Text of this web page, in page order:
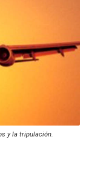
y la tripulación.